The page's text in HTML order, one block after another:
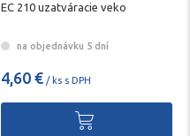
EC 210 uzatváracie veko
na objednávku 5 dní
4,60 € / ks s DPH